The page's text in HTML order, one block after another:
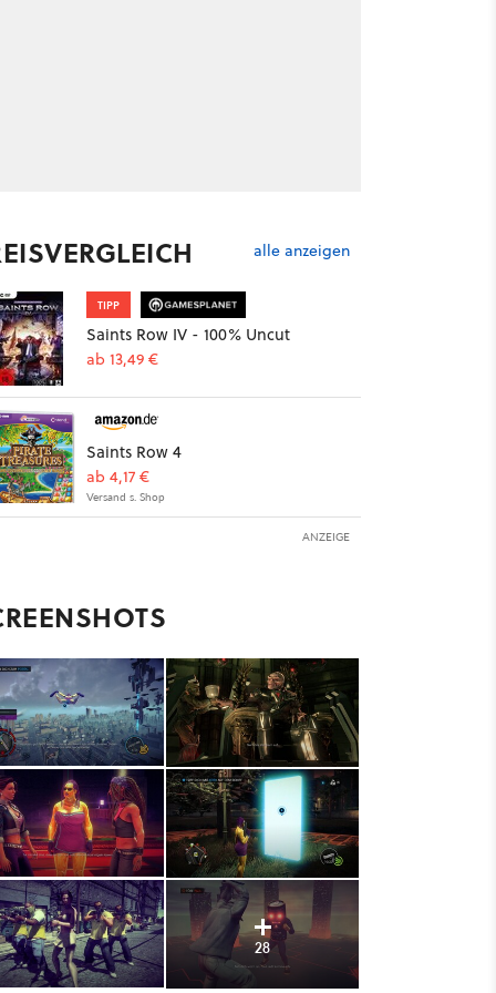
alle anzeigen
TIPP
Saints Row IV - 100% Uncut
ab 13,49 €
Saints Row 4
ab 4,17 €
Versand s. Shop
ANZEIGE
28